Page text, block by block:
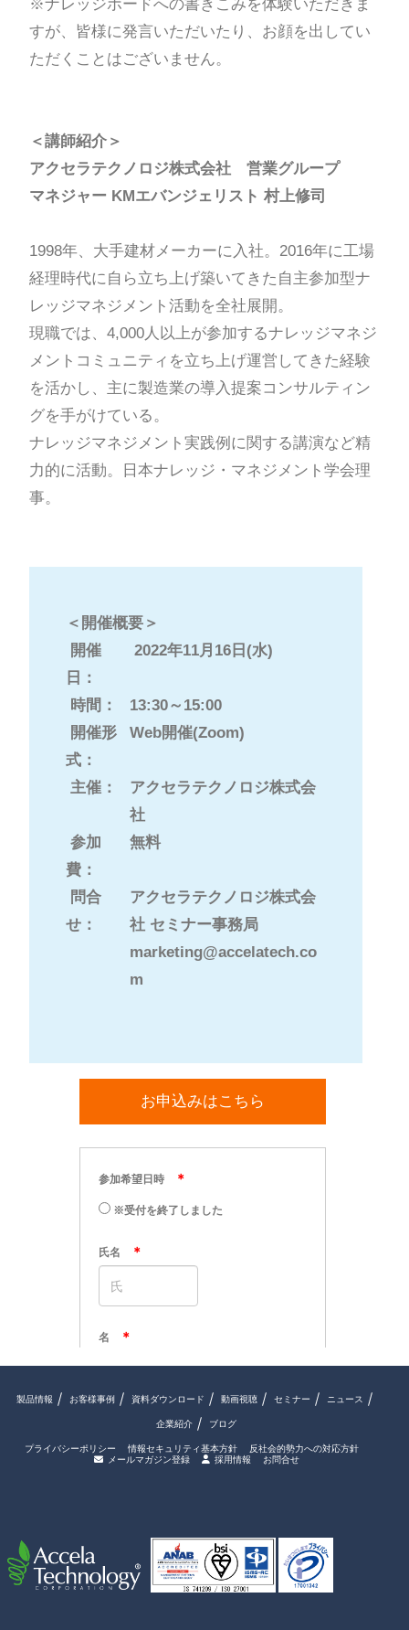
※ナレッジボードへの書きこみを体験いただきま
すが、皆様に発言いただいたり、お顔を出してい
ただくことはございません。
＜講師紹介＞
アクセラテクノロジ株式会社 営業グループ
マネジャー KMエバンジェリスト 村上修司
1998年、大手建材メーカーに入社。2016年に工場
経理時代に自ら立ち上げ築いてきた自主参加型ナ
レッジマネジメント活動を全社展開。
現職では、4,000人以上が参加するナレッジマネジ
メントコミュニティを立ち上げ運営してきた経験
を活かし、主に製造業の導入提案コンサルティン
グを手がけている。
ナレッジマネジメント実践例に関する講演など精
力的に活動。日本ナレッジ・マネジメント学会理
事。
＜開催概要＞
開催
日：
2022年11月16日(水)
時間：
13:30～15:00
開催形
式：
Web開催(Zoom)
主催：
アクセラテクノロジ株式会
社
参加
費：
無料
問合
せ：
アクセラテクノロジ株式会
社 セミナー事務局
marketing@accelatech.co
m
お申込みはこちら
製品情報 お客様事例 資料ダウンロード 動画視聴 セミナー ニュース
企業紹介 ブログ
プライバシーポリシー 情報セキュリティ基本方針
反社会的勢力への対応方針
メールマガジン登録
採用情報 お問合せ